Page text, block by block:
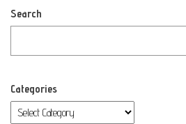
Search
Categories